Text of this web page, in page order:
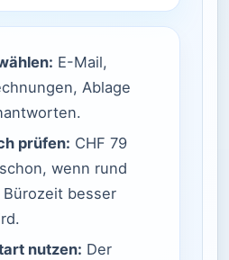
E-Mail,
Ablage
prüfen: CHF 79
wenn rund
besser
nutzen: Der